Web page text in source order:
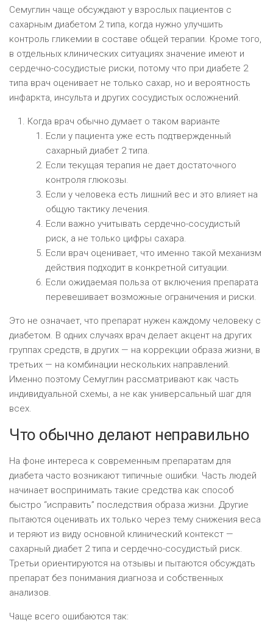
Семуглин чаще обсуждают у взрослых пациентов с
сахарным диабетом 2 типа, когда нужно улучшить
контроль гликемии в составе общей терапии. Кроме того,
в отдельных клинических ситуациях значение имеют и
сердечно-сосудистые риски, потому что при диабете 2
типа врач оценивает не только сахар, но и вероятность
инфаркта, инсульта и других сосудистых осложнений.
Когда врач обычно думает о таком варианте
Если у пациента уже есть подтвержденный
сахарный диабет 2 типа.
Если текущая терапия не дает достаточного
контроля глюкозы.
Если у человека есть лишний вес и это влияет на
общую тактику лечения.
Если важно учитывать сердечно-сосудистый
риск, а не только цифры сахара.
Если врач оценивает, что именно такой механизм
действия подходит в конкретной ситуации.
Если ожидаемая польза от включения препарата
перевешивает возможные ограничения и риски.
Это не означает, что препарат нужен каждому человеку с
диабетом. В одних случаях врач делает акцент на других
группах средств, в других — на коррекции образа жизни, в
третьих — на комбинации нескольких направлений.
Именно поэтому Семуглин рассматривают как часть
индивидуальной схемы, а не как универсальный шаг для
всех.
Что обычно делают неправильно
На фоне интереса к современным препаратам для
диабета часто возникают типичные ошибки. Часть людей
начинает воспринимать такие средства как способ
быстро “исправить” последствия образа жизни. Другие
пытаются оценивать их только через тему снижения веса
и теряют из виду основной клинический контекст —
сахарный диабет 2 типа и сердечно-сосудистый риск.
Третьи ориентируются на отзывы и пытаются обсуждать
препарат без понимания диагноза и собственных
анализов.
Чаще всего ошибаются так: